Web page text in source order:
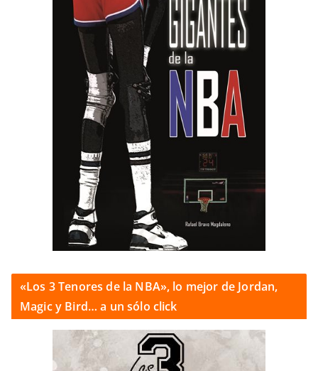
«Los 3 Tenores de la NBA», lo mejor de Jordan,
Magic y Bird… a un sólo click